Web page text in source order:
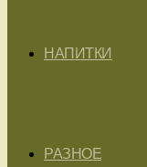
НАПИТКИ
РАЗНОЕ